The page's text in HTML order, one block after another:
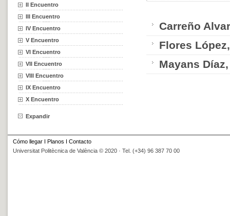
II Encuentro
III Encuentro
IV Encuentro
V Encuentro
VI Encuentro
VII Encuentro
VIII Encuentro
IX Encuentro
X Encuentro
Expandir
Carreño
Flores
Mayans
Cómo llegar I Planos I Contacto
Universitat Politècnica de València © 2020 · Tel. (+34) 96 387 70 00